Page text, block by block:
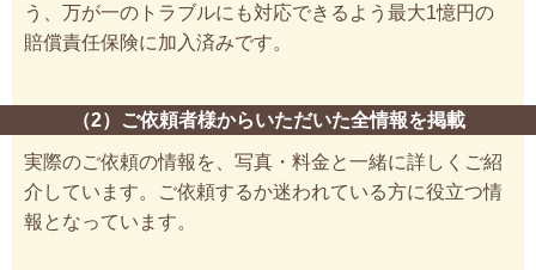
う、万が一のトラブルにも対応できるよう最大1憶円の
賠償責任保険に加入済みです。
（2）ご依頼者様からいただいた全情報を掲載
実際のご依頼の情報を、写真・料金と一緒に詳しくご紹
介しています。ご依頼するか迷われている方に役立つ情
報となっています。